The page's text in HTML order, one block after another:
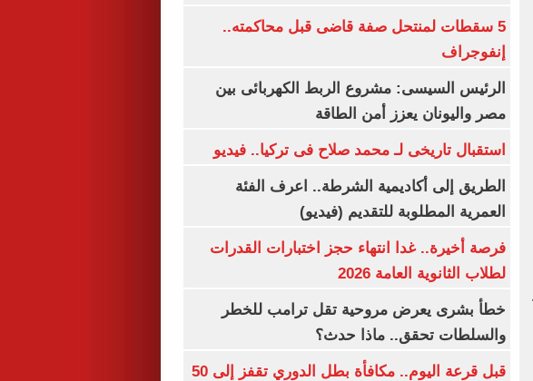
5 سقطات لمنتحل صفة قاضى قبل محاكمته..
إنفوجراف
الرئيس السيسى: مشروع الربط الكهربائى بين
مصر واليونان يعزز أمن الطاقة
استقبال تاريخى لـ محمد صلاح فى تركيا.. فيديو
الطريق إلى أكاديمية الشرطة.. اعرف الفئة
العمرية المطلوبة للتقديم (فيديو)
فرصة أخيرة.. غدا انتهاء حجز اختبارات القدرات
لطلاب الثانوية العامة 2026
خطأ بشرى يعرض مروحية تقل ترامب للخطر
والسلطات تحقق.. ماذا حدث؟
قبل قرعة اليوم.. مكافأة بطل الدوري تقفز إلى 50